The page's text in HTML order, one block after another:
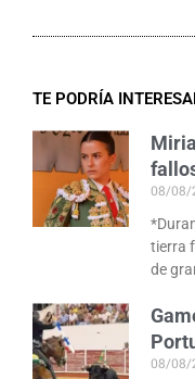
TE PODRÍA
08/08/
tierra
de
08/08/